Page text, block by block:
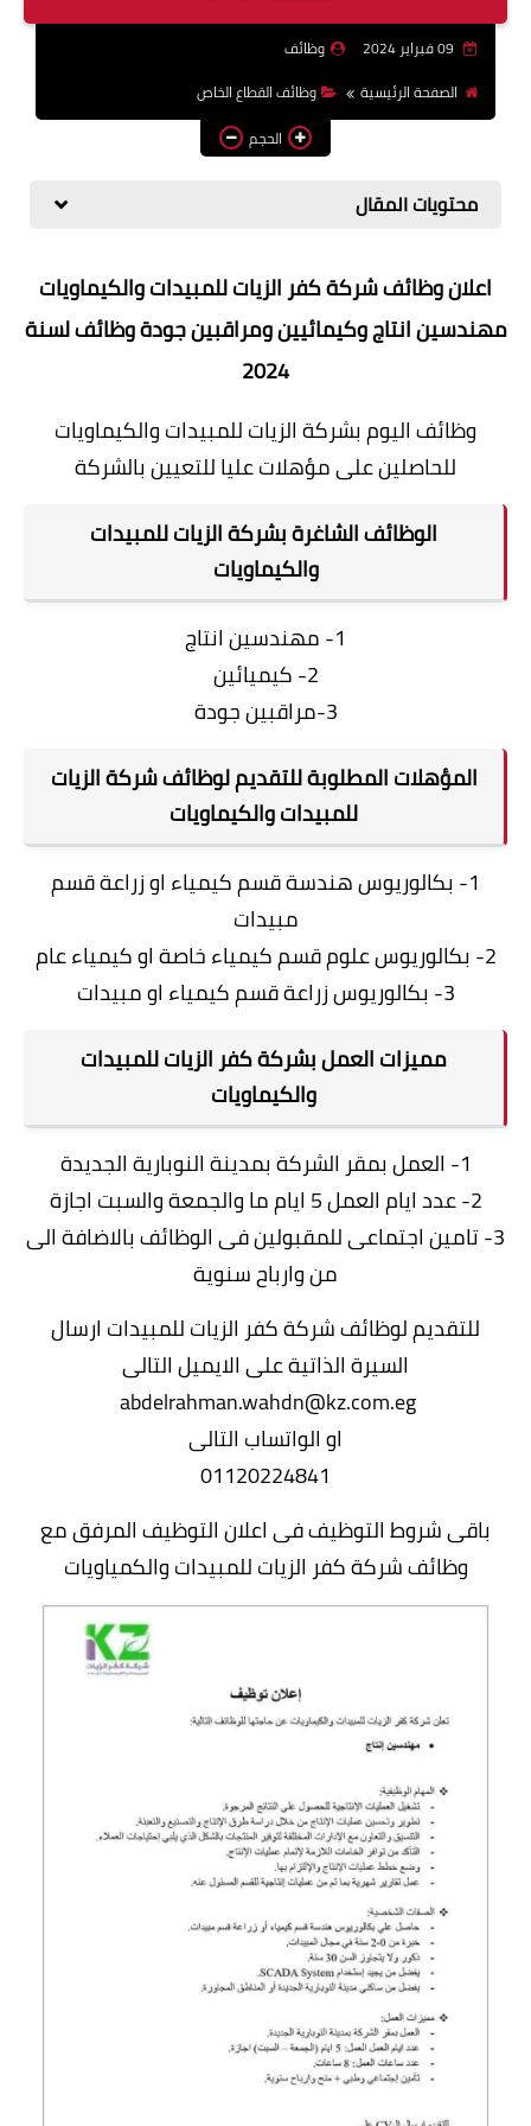
وظائف
الصفحة الرئيسية
وظائف القطاع الخاص
الحجم
محتويات المقال
اعلان وظائف شركة كفر الزيات للمبيدات والكيماويات
مهندسين انتاج وكيمائيين ومراقبين جودة وظائف لسنة
2024
وظائف اليوم بشركة الزيات للمبيدات والكيماويات
للحاصلين على مؤهلات عليا للتعيين بالشركة
الوظائف الشاغرة بشركة الزيات للمبيدات
والكيماويات
1- مهندسين انتاج
2- كيميائين
3-مراقبين جودة
المؤهلات المطلوبة للتقديم لوظائف شركة الزيات
للمبيدات والكيماويات
1- بكالوريوس هندسة قسم كيمياء او زراعة قسم
مبيدات
2- بكالوريوس علوم قسم كيمياء خاصة او كيمياء عام
3- بكالوريوس زراعة قسم كيمياء او مبيدات
مميزات العمل بشركة كفر الزيات للمبيدات
والكيماويات
1- العمل بمقر الشركة بمدينة النوبارية الجديدة
2- عدد ايام العمل 5 ايام ما والجمعة والسبت اجازة
3- تامين اجتماعى للمقبولين فى الوظائف بالاضافة الى
من وارباح سنوية
للتقديم لوظائف شركة كفر الزيات للمبيدات ارسال
السيرة الذاتية على الايميل التالى
abdelrahman.wahdn@kz.com.eg
او الواتساب التالى
01120224841
باقى شروط التوظيف فى اعلان التوظيف المرفق مع
وظائف شركة كفر الزيات للمبيدات والكمياويات